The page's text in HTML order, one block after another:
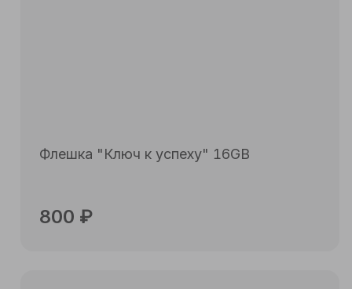
Флешка "Ключ к успеху" 16GB
800 ₽